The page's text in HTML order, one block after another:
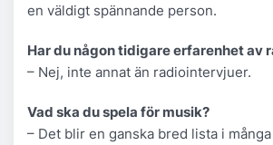
en väldigt spännande person.
Har du någon tidigare erfarenhet av
– Nej, inte annat än radiointervjuer.
Vad ska du spela för musik?
– Det blir en ganska bred lista i